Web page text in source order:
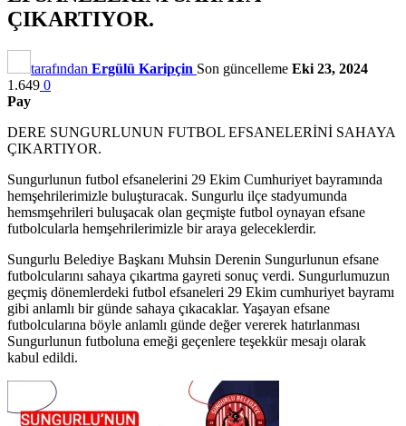
ÇIKARTIYOR.
tarafından Ergülü Karipçin Son güncelleme Eki 23, 2024
1.649 0
Pay
DERE SUNGURLUNUN FUTBOL EFSANELERİNİ SAHAYA
ÇIKARTIYOR.
Sungurlunun futbol efsanelerini 29 Ekim Cumhuriyet bayramında
hemşehrilerimizle buluşturacak. Sungurlu ilçe stadyumunda
hemsmşehrileri buluşacak olan geçmişte futbol oynayan efsane
futbolcularla hemşehrilerimizle bir araya geleceklerdir.
Sungurlu Belediye Başkanı Muhsin Derenin Sungurlunun efsane
futbolcularını sahaya çıkartma gayreti sonuç verdi. Sungurlumuzun
geçmiş dönemlerdeki futbol efsaneleri 29 Ekim cumhuriyet bayramı
gibi anlamlı bir günde sahaya çıkacaklar. Yaşayan efsane
futbolcularına böyle anlamlı günde değer vererek hatırlanması
Sungurlunun futboluna emeği geçenlere teşekkür mesajı olarak
kabul edildi.